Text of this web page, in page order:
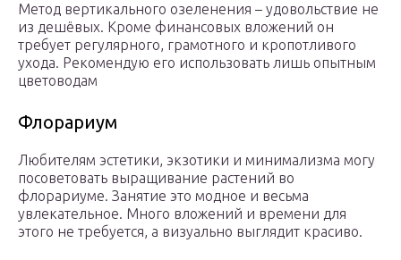
Метод вертикального озеленения – удовольствие не
из дешёвых. Кроме финансовых вложений он
требует регулярного, грамотного и кропотливого
ухода. Рекомендую его использовать лишь опытным
цветоводам
Флорариум
Любителям эстетики, экзотики и минимализма могу
посоветовать выращивание растений во
флорариуме. Занятие это модное и весьма
увлекательное. Много вложений и времени для
этого не требуется, а визуально выглядит красиво.